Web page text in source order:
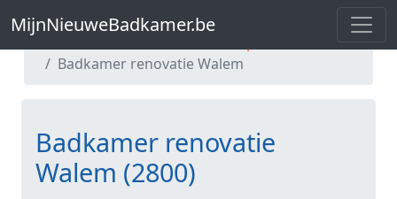
MijnNieuweBadkamer.be
MijnNieuweBadkamer.be
Badkamer renovatie Walem
Badkamer renovatie
Walem (2800)